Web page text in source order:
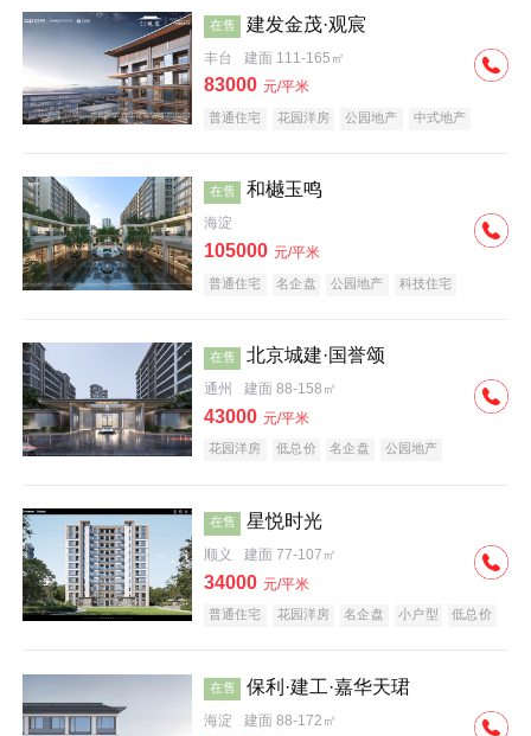
在售 建发金茂·观宸
丰台 建面 111-165㎡
83000 元/平米
普通住宅 花园洋房 公园地产
中式地产
在售 和樾玉鸣
海淀
105000 元/平米
普通住宅 名企盘 公园地产 科技住宅
在售 北京城建·国誉颂
通州 建面 88-158㎡
43000 元/平米
花园洋房 低总价 名企盘 公园地产
在售 星悦时光
顺义 建面 77-107㎡
34000 元/平米
普通住宅 花园洋房 名企盘 小户型 低总价
在售 保利·建工·嘉华天珺
海淀 建面 88-172㎡